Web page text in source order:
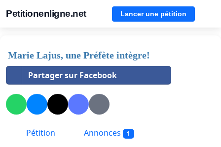
Petitionenligne.net Lancer une pétition
Marie Lajus, une Préfète intègre!
Partager sur Facebook
Pétition Annonces 1